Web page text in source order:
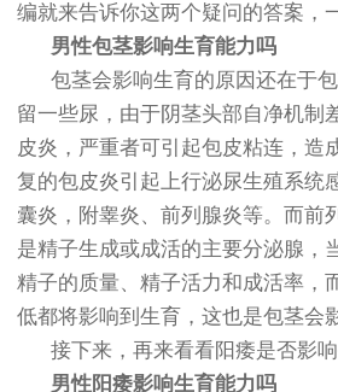
编就来告诉你这两个疑问的答案，
男性包茎影响生育能力吗
包茎会影响生育的原因还在于
留一些尿，由于阴茎头部自净机制
皮炎，严重者可引起包皮粘连，造
复的包皮炎引起上行泌尿生殖系统
囊炎，附睾炎、前列腺炎等。而前
是精子生成或成活的主要分泌腺，
精子的质量、精子活力和成活率，
低都将影响到生育，这也是包茎会
接下来，再来看看阳痿是否影响
男性阳痿影响生育能力吗